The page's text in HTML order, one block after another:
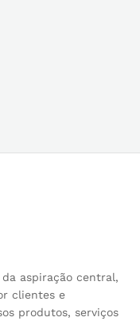
aspiração central,
clientes e
produtos, serviços